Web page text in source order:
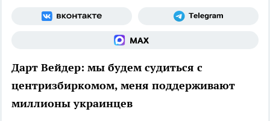
Дарт Вейдер: мы будем судиться с
центризбиркомом, меня поддерживают
миллионы украинцев